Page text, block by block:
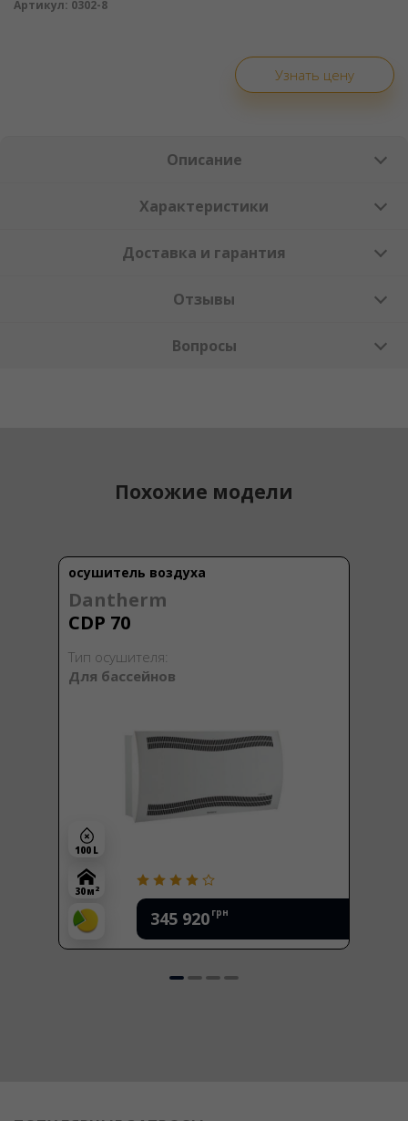
Артикул: 0302-8
Узнать цену
Описание
Характеристики
Доставка и гарантия
Отзывы
Вопросы
Похожие модели
осушитель воздуха
Dantherm
CDP 70
Тип осушителя:
Для бассейнов
345 920 грн
100 L
30 м 2